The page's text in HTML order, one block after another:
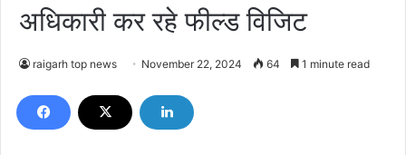
अधिकारी कर रहे फील्ड विजिट
raigarh top news November 22, 2024 64 1 minute read